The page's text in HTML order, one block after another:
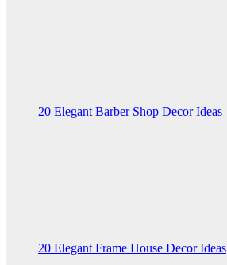
20 Elegant Barber Shop Decor Ideas
20 Elegant Frame House Decor Ideas